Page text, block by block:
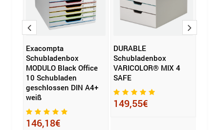
Exacompta
Schubladenbox
MODULO Black Office
10 Schubladen
geschlossen DIN A4+
weiß
146,18€
DURABLE
Schubladenbox
VARICOLOR® MIX 4
SAFE
149,55€